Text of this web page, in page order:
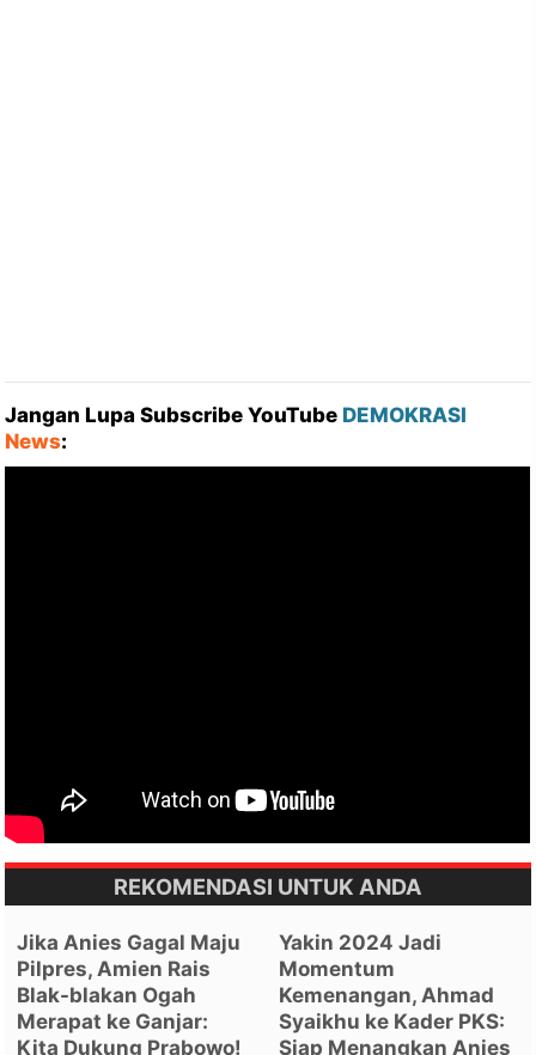
Jangan Lupa Subscribe YouTube DEMOKRASI
News:
REKOMENDASI UNTUK ANDA
Jika Anies Gagal Maju
Pilpres, Amien Rais
Blak-blakan Ogah
Merapat ke Ganjar:
Kita Dukung Prabowo!
Yakin 2024 Jadi
Momentum
Kemenangan, Ahmad
Syaikhu ke Kader PKS:
Siap Menangkan Anies